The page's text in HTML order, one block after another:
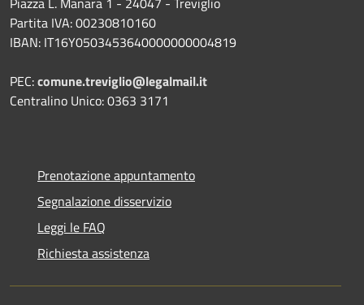
Partita IVA: 00230810160
IBAN: IT16Y0503453640000000004819
PEC:comune.treviglio@legalmail.it
Centralino Unico: 0363 3171
Prenotazione appuntamento
Segnalazione disservizio
Leggi le FAQ
Richiesta assistenza